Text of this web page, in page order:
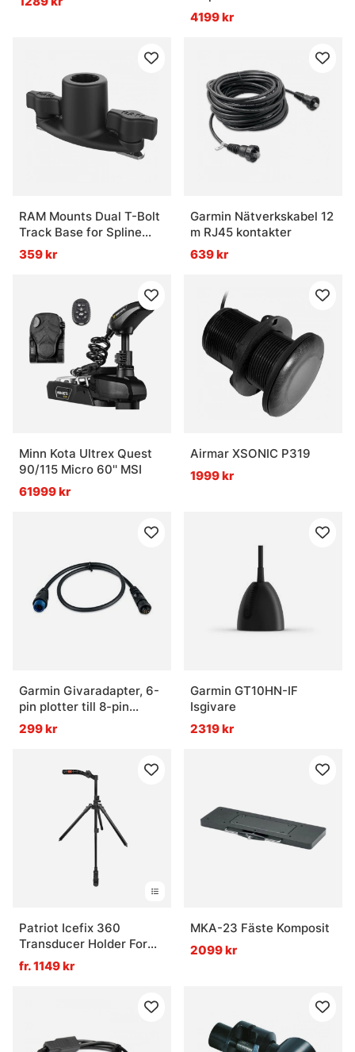
4199 kr
RAM Mounts Dual T-Bolt
Track Base for Spline
Posts
359 kr
Garmin Nätverkskabel 12
m RJ45 kontakter
639 kr
Minn Kota Ultrex Quest
90/115 Micro 60'' MSI
61999 kr
Airmar XSONIC P319
1999 kr
Garmin Givaradapter, 6-
pin plotter till 8-pin
givare
299 kr
Garmin GT10HN-IF
Isgivare
2319 kr
Patriot Icefix 360
Transducer Holder For
Ice Fishing
fr. 1149 kr
MKA-23 Fäste Komposit
2099 kr